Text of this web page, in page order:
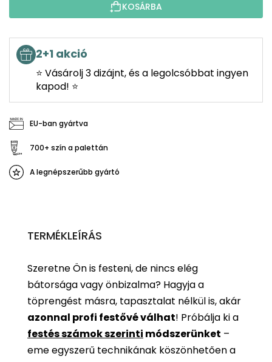
KOSÁRBA
2+1 akció
⭐ Vásárolj 3 dizájnt, és a legolcsóbbat ingyen
kapod! ⭐
EU-ban gyártva
700+ szín a palettán
A legnépszerűbb gyártó
TERMÉKLEÍRÁS
Szeretne Ön is festeni, de nincs elég
bátorsága vagy önbizalma? Hagyja a
töprengést másra, tapasztalat nélkül is, akár
azonnal profi festővé válhat! Próbálja ki a
festés számok szerinti módszerünket –
eme egyszerű technikának köszönhetően a